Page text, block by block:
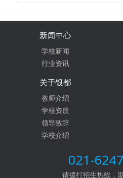
新闻中心
学校新闻
行业资讯
关于银都
教师介绍
学校资质
领导致辞
学校介绍
021-
请拨打招生热线，